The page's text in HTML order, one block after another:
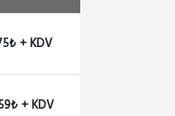
+ KDV
+ KDV